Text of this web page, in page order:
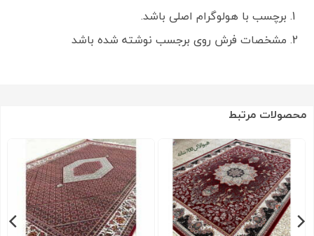
برچسب با هولوگرام اصلی باشد.
مشخصات فرش روی برجسب نوشته شده باشد
محصولات مرتبط